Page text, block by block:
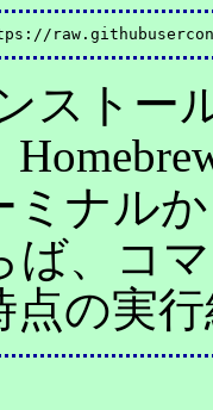
スト
ミナル
ば、コ
点の実